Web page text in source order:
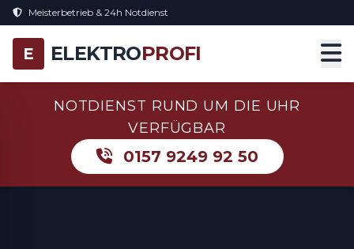
Meisterbetrieb & 24h Notdienst
E ELEKTROPROFI
NOTDIENST RUND UM DIE UHR
VERFÜGBAR
0157 9249 92 50